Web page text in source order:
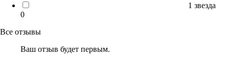
1 звезда
0
Все отзывы
Ваш отзыв будет первым.